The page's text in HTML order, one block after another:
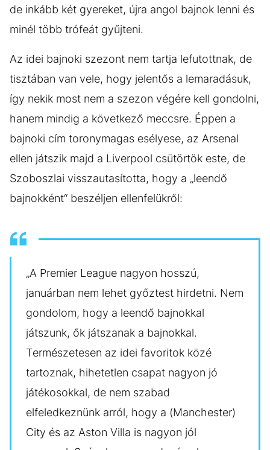
de inkább két gyereket, újra angol bajnok lenni és
minél több trófeát gyűjteni.
Az idei bajnoki szezont nem tartja lefutottnak, de
tisztában van vele, hogy jelentős a lemaradásuk,
így nekik most nem a szezon végére kell gondolni,
hanem mindig a következő meccsre. Éppen a
bajnoki cím toronymagas esélyese, az Arsenal
ellen játszik majd a Liverpool csütörtök este, de
Szoboszlai visszautasította, hogy a „leendő
bajnokként“ beszéljen ellenfelükről:
„A Premier League nagyon hosszú,
januárban nem lehet győztest hirdetni. Nem
gondolom, hogy a leendő bajnokkal
játszunk, ők játszanak a bajnokkal.
Természetesen az idei favoritok közé
tartoznak, hihetetlen csapat nagyon jó
játékosokkal, de nem szabad
elfeledkeznünk arról, hogy a (Manchester)
City és az Aston Villa is nagyon jól